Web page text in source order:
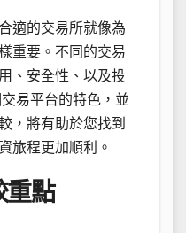
適的交易所就像為
重要。不同的交易
、安全性、以及投
易平台的特色，並
，將有助於您找到
旅程更加順利。
重點